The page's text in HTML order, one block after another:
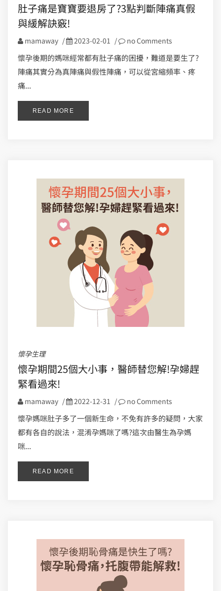
肚子痛是寶寶要退房了?3點判斷陣痛真假
與緩解訣竅!
mamaway / 2023-02-01 / no Comments
懷孕後期的媽咪經常都有肚子痛的困擾，難道是要生了?
陣痛其實分為真陣痛與假性陣痛，可以從宮縮頻率、疼
痛...
READ MORE
懷孕生理
懷孕期間25個大小事，醫師替您解!孕婦趕
緊看過來!
mamaway / 2022-12-31 / no Comments
懷孕媽咪肚子多了一個新生命，不免有許多的疑問，大家
都有各自的說法，混淆孕媽咪了嗎?這次由醫生為孕媽
咪...
READ MORE